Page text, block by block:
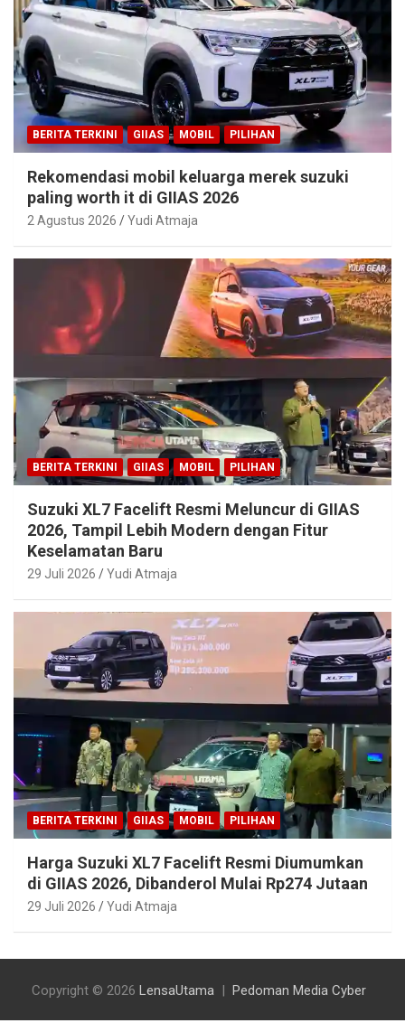
BERITA TERKINI GIIAS MOBIL PILIHAN
Rekomendasi mobil keluarga merek suzuki
paling worth it di GIIAS 2026
2 Agustus 2026 Yudi Atmaja
BERITA TERKINI GIIAS MOBIL PILIHAN
Suzuki XL7 Facelift Resmi Meluncur di GIIAS
2026, Tampil Lebih Modern dengan Fitur
Keselamatan Baru
29 Juli 2026 Yudi Atmaja
BERITA TERKINI GIIAS MOBIL PILIHAN
Harga Suzuki XL7 Facelift Resmi Diumumkan
di GIIAS 2026, Dibanderol Mulai Rp274 Jutaan
29 Juli 2026 Yudi Atmaja
Copyright © 2026 LensaUtama Pedoman Media Cyber